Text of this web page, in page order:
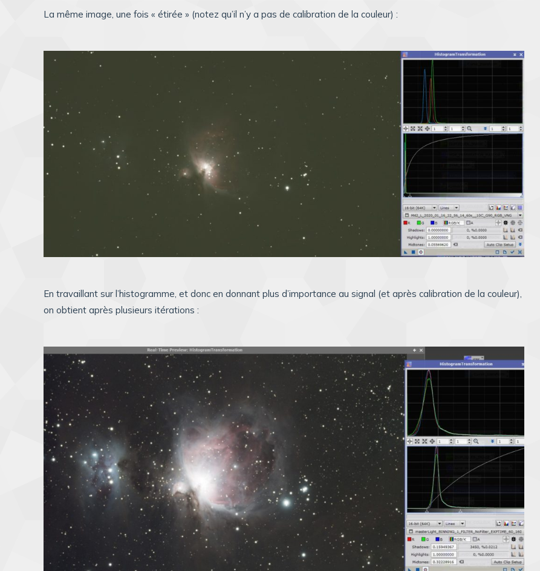
La même image, une fois « étirée » (notez qu’il n’y a pas de calibration de la couleur) :
En travaillant sur l’histogramme, et donc en donnant plus d’importance au signal (et après calibration de la couleur),
on obtient après plusieurs itérations :